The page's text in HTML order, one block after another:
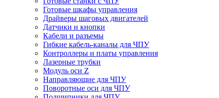
Готовые шкафы управления
Драйверы шаговых двигателей
Датчики и кнопки
Кабели и разъемы
Гибкие кабель-каналы для ЧПУ
Контроллеры и платы управления
Лазерные трубки
Модуль оси Z
Направляющие для ЧПУ
Поворотные оси для ЧПУ